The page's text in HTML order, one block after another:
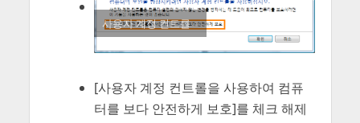
사용자 계정 컨트롤
[사용자 계정 컨트롤을 사용하여 컴퓨
터를 보다 안전하게 보호]를 체크 해제